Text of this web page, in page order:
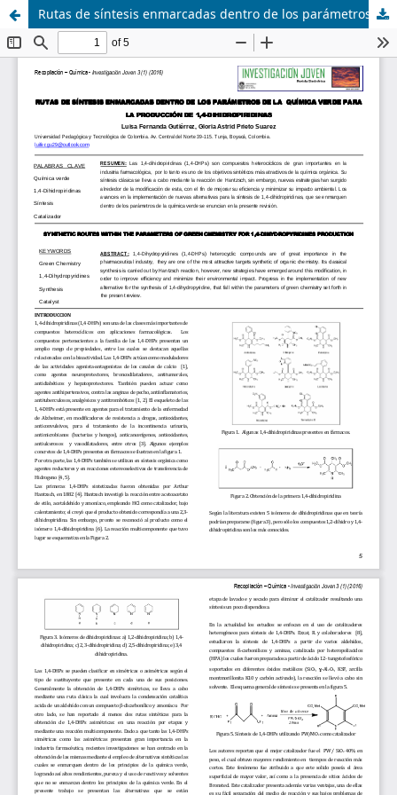
Rutas de síntesis enmarcadas dentro de los parámetros de la química verde para la producción de 1,4-Dihidropiridinas